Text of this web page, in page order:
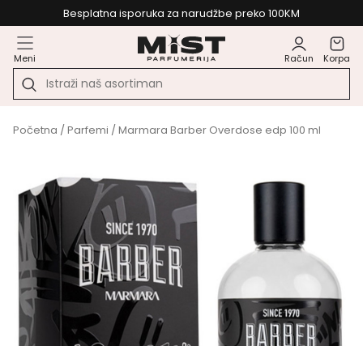
Besplatna isporuka za narudžbe preko 100KM
Meni Račun Korpa
Početna /Parfemi / Marmara Barber Overdose edp 100 ml